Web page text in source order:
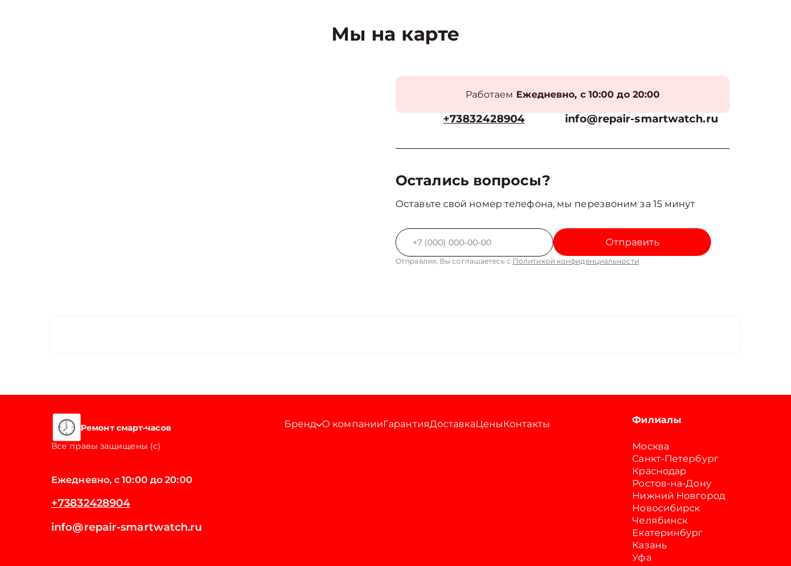
Мы на карте
Работаем Ежедневно, с 10:00 до 20:00
+73832428904 info@repair-smartwatch.ru
Остались вопросы?
Оставьте свой номер телефона, мы перезвоним за 15 минут
Отправить
Отправляя, Вы соглашаетесь с Политикой конфиденциальности
Ремонт смарт-часов
Все правы защищены (с)
Ежедневно, с 10:00 до 20:00
+73832428904
info@repair-smartwatch.ru
Бренд О компанииГарантияДоставкаЦеныКонтакты Филиалы
Москва
Санкт-Петербург
Краснодар
Ростов-на-Дону
Нижний Новгород
Новосибирск
Челябинск
Екатеринбург
Казань
Уфа